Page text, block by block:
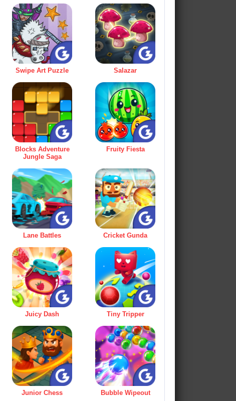
Swipe Art Puzzle Salazar
Blocks Adventure
Jungle Saga
Fruity Fiesta
Lane Battles Cricket Gunda
Juicy Dash Tiny Tripper
Junior Chess Bubble Wipeout